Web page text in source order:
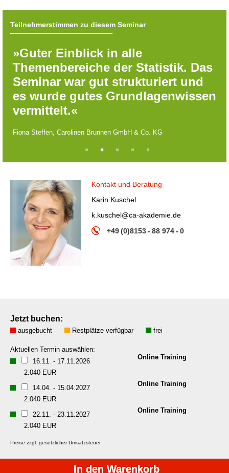
Teilnehmerstimmen zu diesem Seminar
»Guter Einblick in alle
Themenbereiche der Statistik. Das
Seminar war gut strukturiert und
es wurde gutes Grundlagenwissen
vermittelt.«
Fiona Steffen, Carolinen Brunnen GmbH & Co. KG
1 2 3 4 5
Kontakt und Beratung
Karin Kuschel
k.kuschel@ca-akademie.de
+49 (0)8153 - 88 974 - 0
Jetzt buchen:
ausgebucht Restplätze verfügbar frei
Aktuellen Termin auswählen:
16.11. - 17.11.2026
Online Training
2.040 EUR
14.04. - 15.04.2027
Online Training
2.040 EUR
22.11. - 23.11.2027
Online Training
2.040 EUR
Preise zzgl. gesetzlicher Umsatzsteuer.